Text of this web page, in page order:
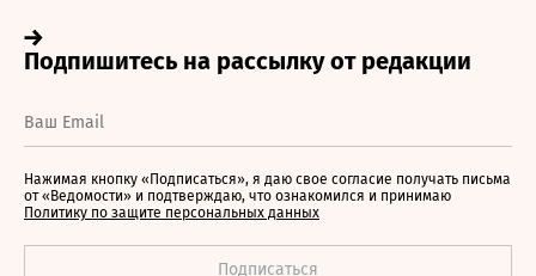
Нажимая кнопку «Подписаться», я даю свое согласие получать письма
от «Ведомости» и подтверждаю, что ознакомился и принимаю
Политику по защите персональных данных